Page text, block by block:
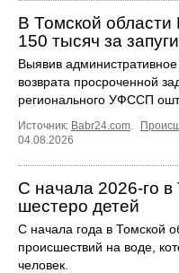
В Томской
150 тысяч за
Выявив
возврата просроченной
регионального УФССП
Источник: Babr24.com.
04.08.2026
С начала 2026-го в
шестеро детей
С начала года в Томской
происшествий на воде,
человек.